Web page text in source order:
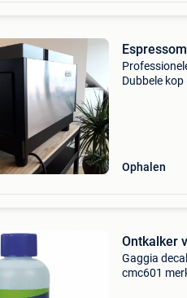
Dubbele
Ophalen
Ontkalker
Gaggia
cmc601